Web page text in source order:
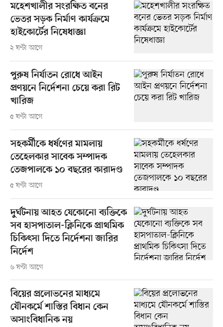
মহেশখালীর সংরক্ষিত বনের
ভেতর সড়ক নির্মাণ কার্যক্রমে
হাইকোর্টের নিষেধাজ্ঞা
২ ঘণ্টা আগে
পুরুষ নির্যাতন রোধে আইন
প্রণয়নে নির্দেশনা চেয়ে করা রিট
খারিজ
৫ ঘণ্টা আগে
সহকর্মীকে ধর্ষণের মামলায়
তেহেলকার সাবেক সম্পাদক
তেজপালকে ১০ বছরের কারাদণ্ড
৫ ঘণ্টা আগে
দুর্ঘটনায় আহত যেকোনো ব্যক্তিকে
সব হাসপাতাল-ক্লিনিকে প্রাথমিক
চিকিৎসা দিতে নির্দেশনা জারির
নির্দেশ
৬ ঘণ্টা আগে
বিয়ের প্রলোভনের মাধ্যমে
যৌনকর্মে শাস্তির বিধান কেন
অসাংবিধানিক নয়